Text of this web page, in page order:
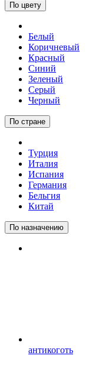
По цвету
Белый
Коричневый
Красный
Синий
Зеленый
Серый
Черный
По стране
Турция
Италия
Испания
Германия
Бельгия
Китай
По назначению
антикоготь